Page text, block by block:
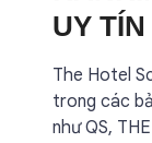
UY TÍN
The Hotel
trong các
như QS,